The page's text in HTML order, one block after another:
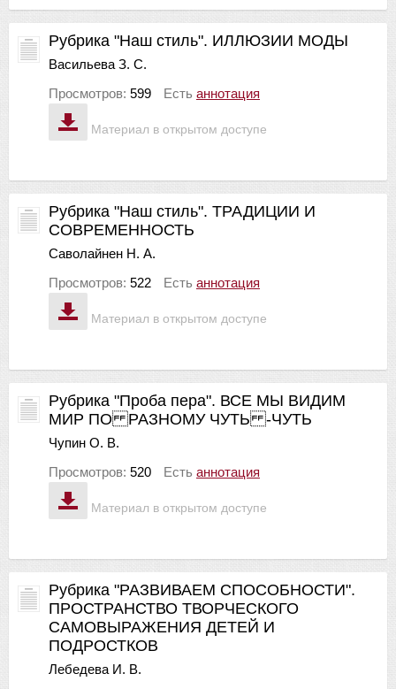
Материал в открытом доступе
Рубрика "Наш стиль". ИЛЛЮЗИИ МОДЫ
Васильева З. С.
Просмотров: 599 Есть аннотация
Материал в открытом доступе
Рубрика "Наш стиль". ТРАДИЦИИ И
СОВРЕМЕННОСТЬ
Саволайнен Н. А.
Просмотров: 522 Есть аннотация
Материал в открытом доступе
Рубрика "Проба пера". ВСЕ МЫ ВИДИМ
МИР ПО РАЗНОМУ ЧУТЬ -ЧУТЬ
Чупин О. В.
Просмотров: 520 Есть аннотация
Рубрика "РАЗВИВАЕМ СПОСОБНОСТИ".
ПРОСТРАНСТВО ТВОРЧЕСКОГО
САМОВЫРАЖЕНИЯ ДЕТЕЙ И
ПОДРОСТКОВ
Лебедева И. В.